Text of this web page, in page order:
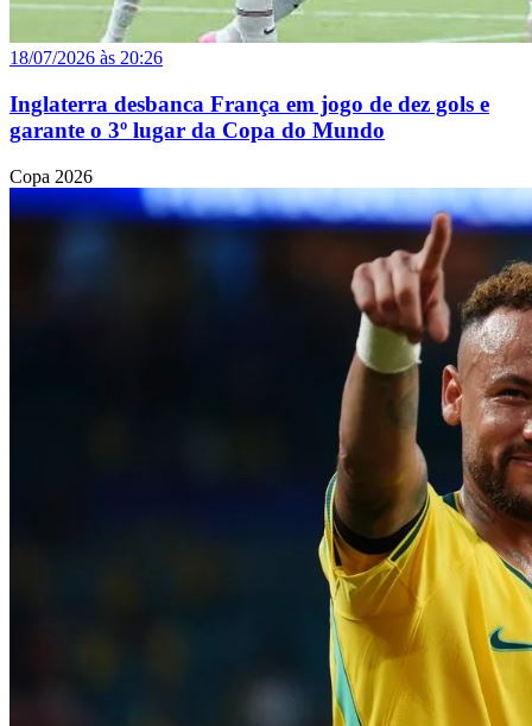
18/07/2026 às 20:26
Inglaterra desbanca França em jogo de dez gols e
garante o 3º lugar da Copa do Mundo
Copa 2026